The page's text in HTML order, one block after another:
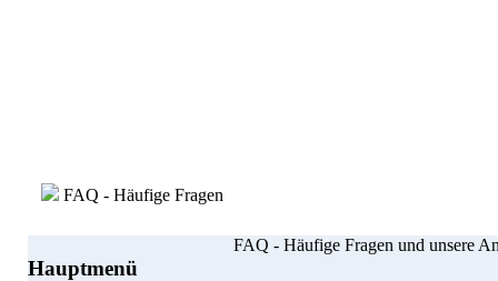
FAQ - Häufige Fragen
Hauptmenü
FAQ - Häufige Fragen und unsere